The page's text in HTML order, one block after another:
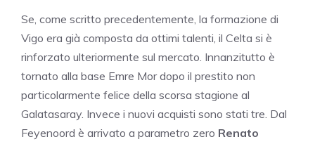
Se, come scritto precedentemente, la formazione di
Vigo era già composta da ottimi talenti, il Celta si è
rinforzato ulteriormente sul mercato. Innanzitutto è
tornato alla base Emre Mor dopo il prestito non
particolarmente felice della scorsa stagione al
Galatasaray. Invece i nuovi acquisti sono stati tre. Dal
Feyenoord è arrivato a parametro zero Renato